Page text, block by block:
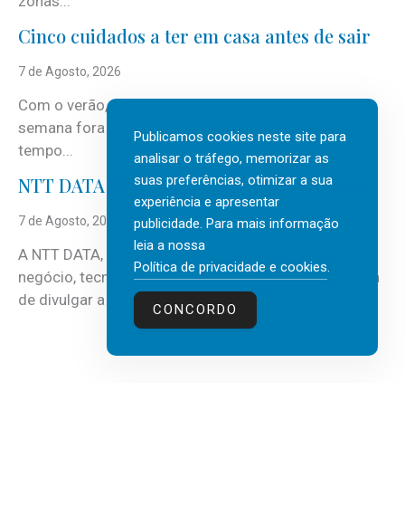
Cinco cuidados a ter em casa antes de sair
7 de Agosto, 2026
Com o verão, chegam também as férias, os fins-de-
semana fora e os dias em que a casa fica mais
tempo...
NTT DATA Insurtech Global Outlook 2026
7 de Agosto, 2026
A NTT DATA, consultora global em serviços de
negócio, tecnologia e inteligência artificial (IA), acaba
de divulgar a mais recente...
Publicamos cookies neste site para
analisar o tráfego, memorizar as
suas preferências, otimizar a sua
experiência e apresentar
publicidade. Para mais informação
leia a nossa
Política de privacidade e cookies.
CONCORDO